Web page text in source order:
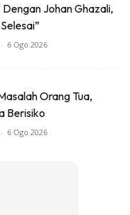
Dengan Johan Ghazali,
- 6 Ogo 2026
Orang Tua,
Berisiko
- 6 Ogo 2026